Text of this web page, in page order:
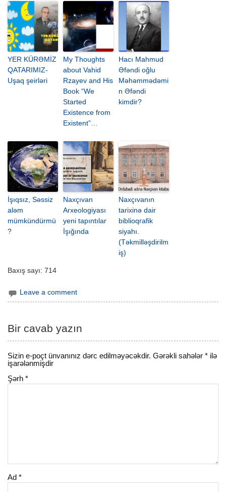
YER KÜRƏMİZ
QATARIMIZ-
Uşaq şeirləri
My Thoughts
about Vahid
Rzayev and His
Book “We
Started
Existence from
Existent”…
Hacı Mahmud
Əfəndi oğlu
Məhəmmədəmi
n Əfəndi
kimdir?
İşıqsız, Səssiz
aləm
mümkündürmü
?
Naxçıvan
Arxeologiyası
yeni tapıntılar
İşığında
Naxçıvanın
tarixinə dair
biblioqrafik
siyahı.
(Təkmilləşdirilm
iş)
Baxış sayı: 714
Leave a comment
Bir cavab yazın
Sizin e-poçt ünvanınız dərc edilməyəcəkdir. Gərəkli sahələr* ilə
işarələnmişdir
Şərh*
Ad*